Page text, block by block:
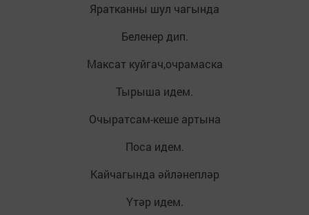
Яратканны шул чагында
Беленер дип.
Максат куйгач,очрамаска
Тырыша идем.
Очыратсам-кеше артына
Поса идем.
Кайчагында әйләнепләр
Үтәр идем.